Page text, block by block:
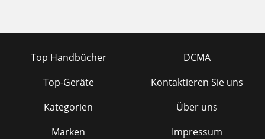
Top Handbücher
Top-Geräte
Kategorien
Marken
DCMA
Kontaktieren Sie uns
Über uns
Impressum